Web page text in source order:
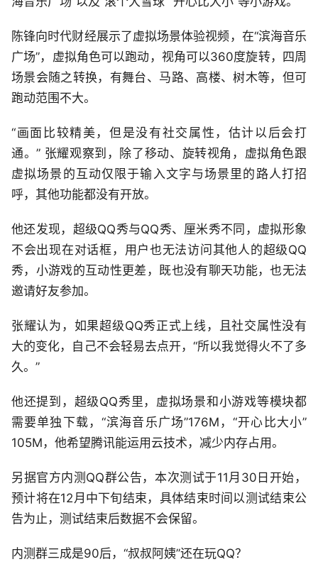
陈锋向时代财经展示了虚拟场景体验视频，在“滨海音乐
广场”，虚拟角色可以跑动，视角可以360度旋转，四周
场景会随之转换，有舞台、马路、高楼、树木等，但可
跑动范围不大。
“画面比较精美，但是没有社交属性，估计以后会打
通。” 张耀观察到，除了移动、旋转视角，虚拟角色跟
虚拟场景的互动仅限于输入文字与场景里的路人打招
呼，其他功能都没有开放。
他还发现，超级QQ秀与QQ秀、厘米秀不同，虚拟形象
不会出现在对话框，用户也无法访问其他人的超级QQ
秀，小游戏的互动性更差，既也没有聊天功能，也无法
邀请好友参加。
张耀认为，如果超级QQ秀正式上线，且社交属性没有
大的变化，自己不会轻易去点开，“所以我觉得火不了多
久。”
他还提到，超级QQ秀里，虚拟场景和小游戏等模块都
需要单独下载，“滨海音乐广场”176M，“开心比大小”
105M，他希望腾讯能运用云技术，减少内存占用。
另据官方内测QQ群公告，本次测试于11月30日开始，
预计将在12月中下旬结束，具体结束时间以测试结束公
告为止，测试结束后数据不会保留。
内测群三成是90后，“叔叔阿姨”还在玩QQ？